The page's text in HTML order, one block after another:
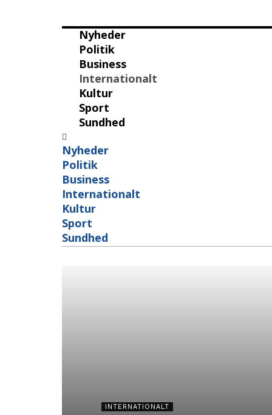
Nyheder
Politik
Business
Internationalt
Kultur
Sport
Sundhed
Nyheder
Politik
Business
Internationalt
Kultur
Sport
Sundhed
INTERNATIONALT